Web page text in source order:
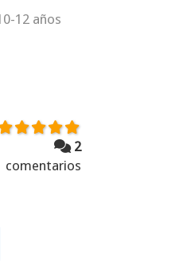
12 años
2
comentarios